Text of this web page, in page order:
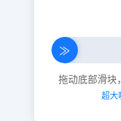
≫
拖动底部滑块
超大